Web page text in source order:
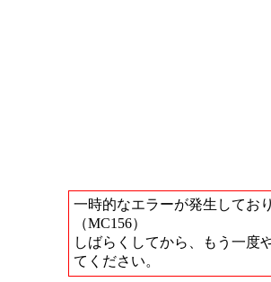
一時的なエラーが発生してお
（MC156）
しばらくしてから、もう一度
てください。